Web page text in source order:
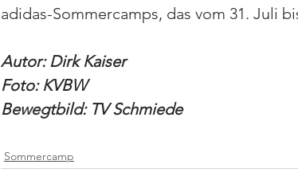
adidas-Sommercamps, das vom 31. Juli
Autor: Dirk Kaiser
Foto: KVBW
Bewegtbild: TV Schmiede
Sommercamp